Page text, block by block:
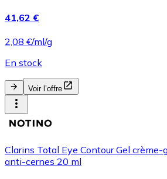
41,62 €
2,08 €/ml/g
En stock
Voir l’offre
Clarins Total Eye Contour Gel
anti-cernes 20 ml